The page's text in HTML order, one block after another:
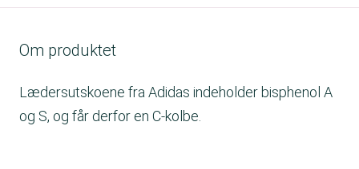
Om produktet
Lædersutskoene fra Adidas indeholder bisphenol A
og S, og får derfor en C-kolbe.